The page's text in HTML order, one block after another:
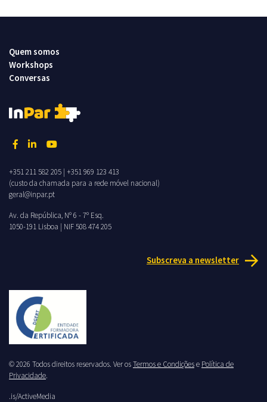
Quem somos
Workshops
Conversas
+351 211 582 205 | +351 969 123 413
(custo da chamada para a rede móvel nacional)
geral@inpar.pt
Av. da República, Nº 6 - 7º Esq.
1050-191 Lisboa | NIF 508 474 205
Subscreva a newsletter
© 2026 Todos direitos reservados. Ver osTermos e Condiçõese Política de
Privacidade.
.is/ActiveMedia